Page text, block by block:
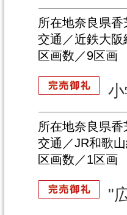
所在地奈良県香
交通／近鉄大
区画数／9区画
所在地奈良県香
交通／JR和歌
区画数／1区画
"